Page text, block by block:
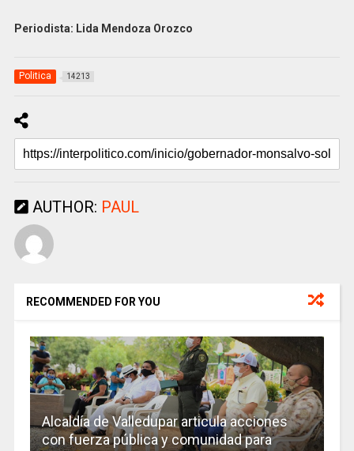
Periodista: Lida Mendoza Orozco
Politica 14213
AUTHOR: PAUL
RECOMMENDED FOR YOU
Alcaldía de Valledupar articula acciones
con fuerza pública y comunidad para